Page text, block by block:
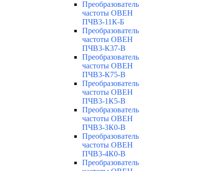
Преобразователь
частоты ОВЕН
ПЧВ3-11К-Б
Преобразователь
частоты ОВЕН
ПЧВ3-К37-В
Преобразователь
частоты ОВЕН
ПЧВ3-К75-В
Преобразователь
частоты ОВЕН
ПЧВ3-1К5-В
Преобразователь
частоты ОВЕН
ПЧВ3-3К0-В
Преобразователь
частоты ОВЕН
ПЧВ3-4К0-В
Преобразователь